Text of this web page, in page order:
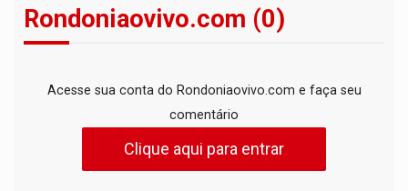
Rondoniaovivo.com (0)
Acesse sua conta do Rondoniaovivo.com e faça seu
comentário
Clique aqui para entrar